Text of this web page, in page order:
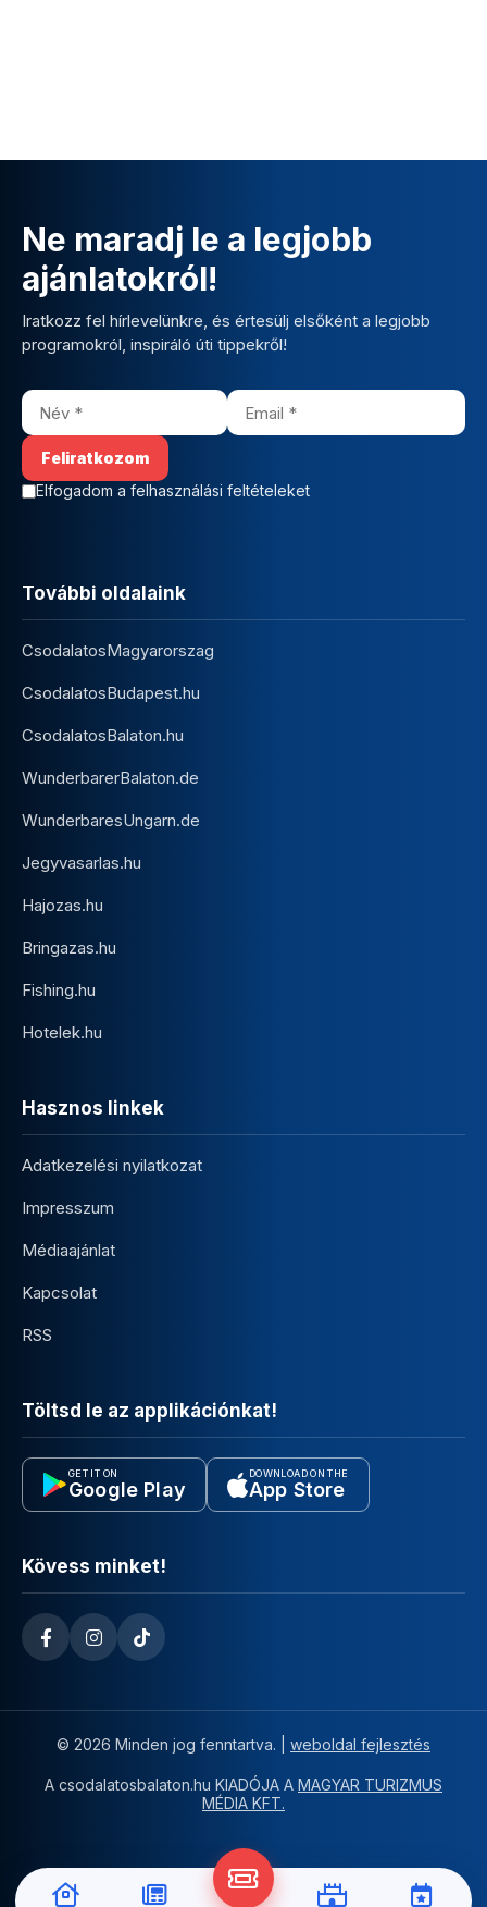
Ne maradj le a legjobb
ajánlatokról!
Iratkozz fel hírlevelünkre, és értesülj elsőként a legjobb
programokról, inspiráló úti tippekről!
Elfogadom a felhasználási feltételeket
További oldalaink
CsodalatosMagyarorszag
CsodalatosBudapest.hu
CsodalatosBalaton.hu
WunderbarerBalaton.de
WunderbaresUngarn.de
Jegyvasarlas.hu
Hajozas.hu
Bringazas.hu
Fishing.hu
Hotelek.hu
Hasznos linkek
Adatkezelési nyilatkozat
Impresszum
Médiaajánlat
Kapcsolat
RSS
Töltsd le az applikációnkat!
GET IT ON
Google Play
DOWNLOAD ON THE
App Store
Kövess minket!
© 2026 Minden jog fenntartva. | weboldal fejlesztés
A csodalatosbalaton.hu KIADÓJA A MAGYAR TURIZMUS
MÉDIA KFT.